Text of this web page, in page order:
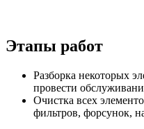
Этапы работ
Разборка некоторых
провести
Очистка всех
фильтров, форсунок,